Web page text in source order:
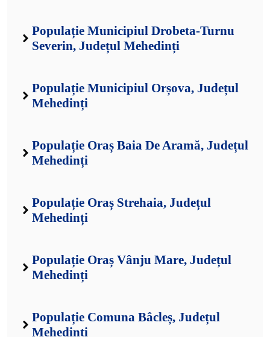
Populație Municipiul Drobeta-Turnu
Severin, Județul Mehedinți
Populație Municipiul Orșova, Județul
Mehedinți
Populație Oraș Baia De Aramă, Județul
Mehedinți
Populație Oraș Strehaia, Județul
Mehedinți
Populație Oraș Vânju Mare, Județul
Mehedinți
Populație Comuna Bâcleș, Județul
Mehedinți